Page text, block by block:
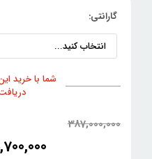
گارانتی:
387,000,000